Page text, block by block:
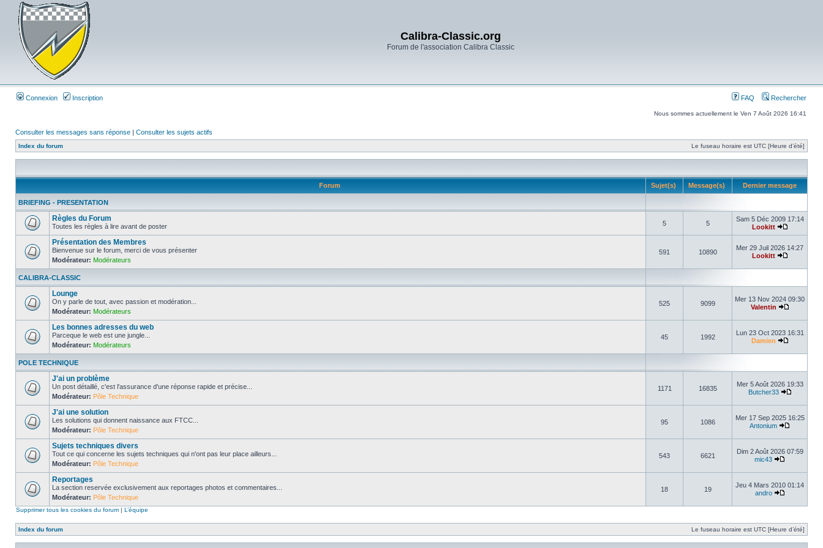
Calibra-Classic.org
Forum de l'association Calibra Classic
Connexion Inscription FAQ Rechercher
Nous sommes actuellement le Ven 7 Août 2026 16:41
Consulter les messages sans réponse | Consulter les sujets actifs
Index du forum Le fuseau horaire est UTC [Heure d’été]
Forum Sujet(s) Message(s) Dernier message
BRIEFING - PRESENTATION
Règles du Forum
Toutes les règles à lire avant de poster 5 5
Sam 5 Déc 2009 17:14
Lookitt
Présentation des Membres
Bienvenue sur le forum, merci de vous présenter
Modérateur: Modérateurs
591 10890
Mer 29 Juil 2026 14:27
Lookitt
CALIBRA-CLASSIC
Lounge
On y parle de tout, avec passion et modération...
Modérateur: Modérateurs
525 9099
Mer 13 Nov 2024 09:30
Valentin
Les bonnes adresses du web
Parceque le web est une jungle...
Modérateur: Modérateurs
45 1992
Lun 23 Oct 2023 16:31
Damien
POLE TECHNIQUE
J'ai un problème
Un post détaillé, c'est l'assurance d'une réponse rapide et précise...
Modérateur: Pôle Technique
1171 16835
Mer 5 Août 2026 19:33
Butcher33
J'ai une solution
Les solutions qui donnent naissance aux FTCC...
Modérateur: Pôle Technique
95 1086
Mer 17 Sep 2025 16:25
Antonium
Sujets techniques divers
Tout ce qui concerne les sujets techniques qui n'ont pas leur place ailleurs...
Modérateur: Pôle Technique
543 6621
Dim 2 Août 2026 07:59
mic43
Reportages
La section reservée exclusivement aux reportages photos et commentaires...
Modérateur: Pôle Technique
18 19
Jeu 4 Mars 2010 01:14
andro
Supprimer tous les cookies du forum | L’équipe
Index du forum Le fuseau horaire est UTC [Heure d’été]